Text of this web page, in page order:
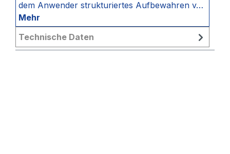
dem Anwender strukturiertes Aufbewahren v…
Mehr
Technische Daten